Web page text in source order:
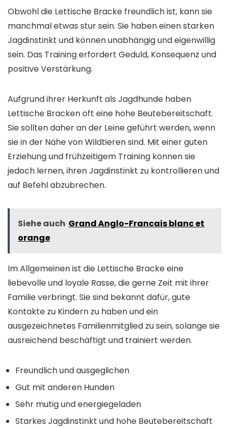
Obwohl die Lettische Bracke freundlich ist, kann sie
manchmal etwas stur sein. Sie haben einen starken
Jagdinstinkt und können unabhängig und eigenwillig
sein. Das Training erfordert Geduld, Konsequenz und
positive Verstärkung.
Aufgrund ihrer Herkunft als Jagdhunde haben
Lettische Bracken oft eine hohe Beutebereitschaft.
Sie sollten daher an der Leine geführt werden, wenn
sie in der Nähe von Wildtieren sind. Mit einer guten
Erziehung und frühzeitigem Training können sie
jedoch lernen, ihren Jagdinstinkt zu kontrollieren und
auf Befehl abzubrechen.
Siehe auch Grand Anglo-Francais blanc et
orange
Im Allgemeinen ist die Lettische Bracke eine
liebevolle und loyale Rasse, die gerne Zeit mit ihrer
Familie verbringt. Sie sind bekannt dafür, gute
Kontakte zu Kindern zu haben und ein
ausgezeichnetes Familienmitglied zu sein, solange sie
ausreichend beschäftigt und trainiert werden.
Freundlich und ausgeglichen
Gut mit anderen Hunden
Sehr mutig und energiegeladen
Starkes Jagdinstinkt und hohe Beutebereitschaft